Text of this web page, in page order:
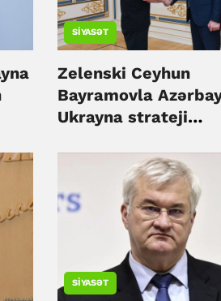
SIYASƏT
Zelenski Ceyhun
Bayramovla
Ukrayna strateji
SIYASƏT